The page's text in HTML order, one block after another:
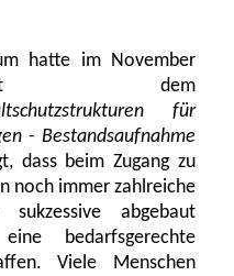
hatte im November
dem
für
- Bestandsaufnahme
dass beim Zugangzu
noch immer zahlreiche
abgebaut
bedarfsgerechte
Viele Menschen